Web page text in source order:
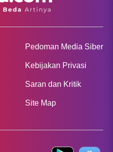
Pedoman Media Siber
Kebijakan Privasi
Saran dan Kritik
Site Map